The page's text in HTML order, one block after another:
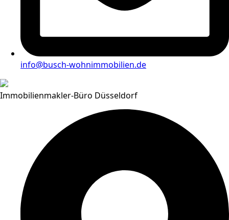
info@busch-wohnimmobilien.de
Immobilienmakler-Büro Düsseldorf